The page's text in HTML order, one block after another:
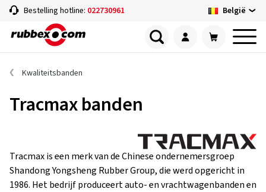
Bestelling hotline: 022730961 België
Kwaliteitsbanden
Tracmax banden
Tracmax is een merk van de Chinese ondernemersgroep
Shandong Yongsheng Rubber Group, die werd opgericht in
1986. Het bedrijf produceert auto- en vrachtwagenbanden en